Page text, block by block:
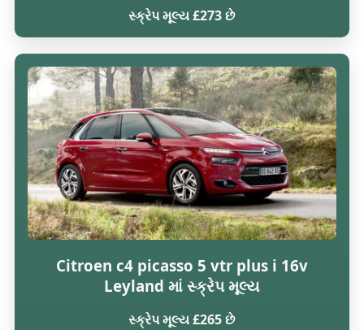
સ્ક્રેપ મૂલ્ય £273 છે
Citroen c4 picasso 5 vtr plus i 16v
Leyland માં સ્ક્રેપ મૂલ્ય
સ્ક્રેપ મૂલ્ય £265 છે